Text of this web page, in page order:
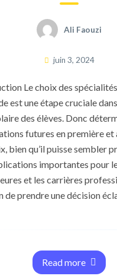
Ali Faouzi
juin 3, 2024
Le choix des
est une étape cruciale
des élèves. Donc
futures en première et
bien qu’il puisse sembler
importantes pour
et les carrières
de prendre une décision
Read more